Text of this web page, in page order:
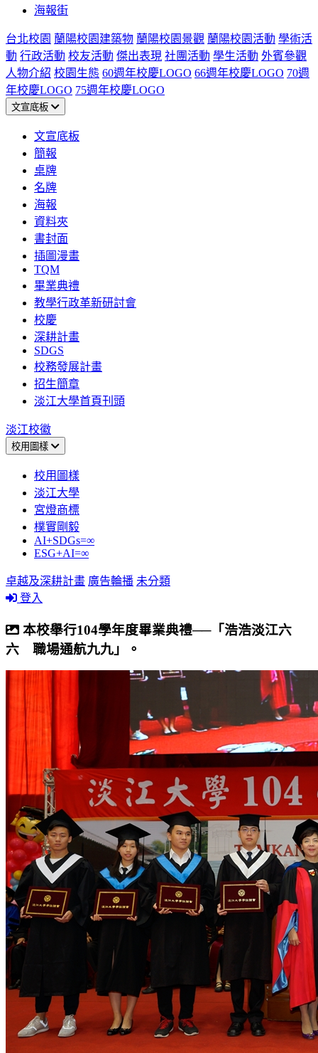
海報街
台北校園 蘭陽校園建築物 蘭陽校園景觀 蘭陽校園活動 學術活
動 行政活動 校友活動 傑出表現 社團活動 學生活動 外賓參觀
人物介紹 校園生態 60週年校慶LOGO 66週年校慶LOGO 70週
年校慶LOGO 75週年校慶LOGO
文宣底板
文宣底板
簡報
桌牌
名牌
海報
資料夾
書封面
插圖漫畫
TQM
畢業典禮
教學行政革新研討會
校慶
深耕計畫
SDGS
校務發展計畫
招生簡章
淡江大學首頁刊頭
淡江校徽
校用圖樣
校用圖樣
淡江大學
宮燈商標
樸實剛毅
AI+SDGs=∞
ESG+AI=∞
卓越及深耕計畫 廣告輪播 未分類
登入
本校舉行104學年度畢業典禮──「浩浩淡江六
六 職場通航九九」。